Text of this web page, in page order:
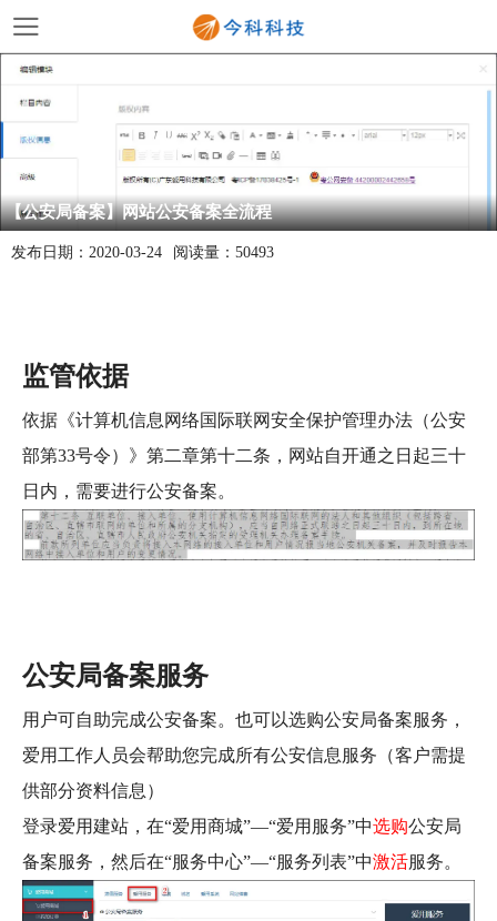
【公安局备案】网站公安备案全流程
发布日期： 2020-03-24 阅读量： 50493
监管依据
依据 《计算机信息网络国际联网安全保护管理办法（公安
部第33号令）》 第二章第十二条，网站自开通之日起三十
日内，需要进行公安备案。
公安局备案服务
用户可自助完成公安备案。也可以选购公安局备案服务，
爱用工作人员会帮助您完成所有公安信息服务（客户需提
供部分资料信息）
登录爱用建站，在“爱用商城”—“爱用服务”中选购公安局
备案服务，然后在“服务中心”—“服务列表”中激活服务。